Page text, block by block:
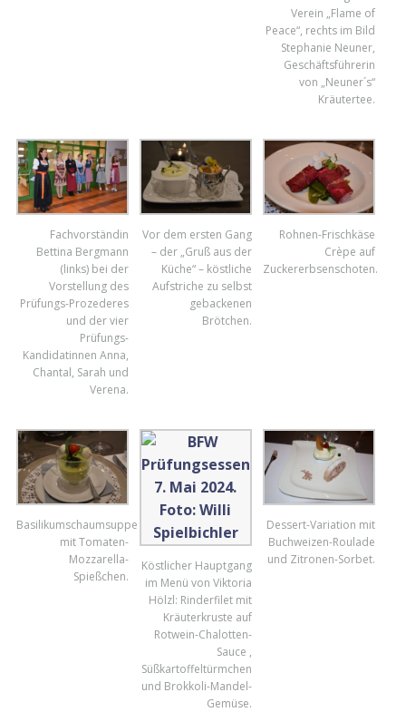
Verein „Flame of
Peace“, rechts im Bild
Stephanie Neuner,
Geschäftsführerin
von „Neuner´s“
Kräutertee.
Fachvorständin
Bettina Bergmann
(links) bei der
Vorstellung des
Prüfungs-Prozederes
und der vier
Prüfungs-
Kandidatinnen Anna,
Chantal, Sarah und
Verena.
Vor dem ersten Gang
– der „Gruß aus der
Küche“ – köstliche
Aufstriche zu selbst
gebackenen
Brötchen.
Rohnen-Frischkäse
Crèpe auf
Zuckererbsenschoten.
Basilikumschaumsuppe
mit Tomaten-
Mozzarella-
Spießchen.
Köstlicher Hauptgang
im Menü von Viktoria
Hölzl: Rinderfilet mit
Kräuterkruste auf
Rotwein-Chalotten-
Sauce ,
Süßkartoffeltürmchen
und Brokkoli-Mandel-
Gemüse.
Dessert-Variation mit
Buchweizen-Roulade
und Zitronen-Sorbet.